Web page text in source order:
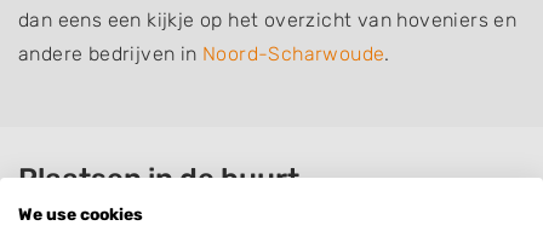
dan eens een kijkje op het overzicht van hoveniers en
andere bedrijven in Noord-Scharwoude.
Plaatsen in de buurt
Oudkarspel
We use cookies